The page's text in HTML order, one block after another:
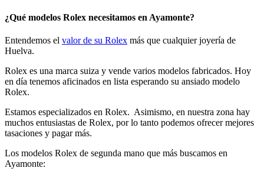
¿Qué modelos Rolex necesitamos en Ayamonte?
Entendemos el valor de su Rolex más que cualquier joyería de
Huelva.
Rolex es una marca suiza y vende varios modelos fabricados. Hoy
en día tenemos aficinados en lista esperando su ansiado modelo
Rolex.
Estamos especializados en Rolex. Asimismo, en nuestra zona hay
muchos entusiastas de Rolex, por lo tanto podemos ofrecer mejores
tasaciones y pagar más.
Los modelos Rolex de segunda mano que más buscamos en
Ayamonte: